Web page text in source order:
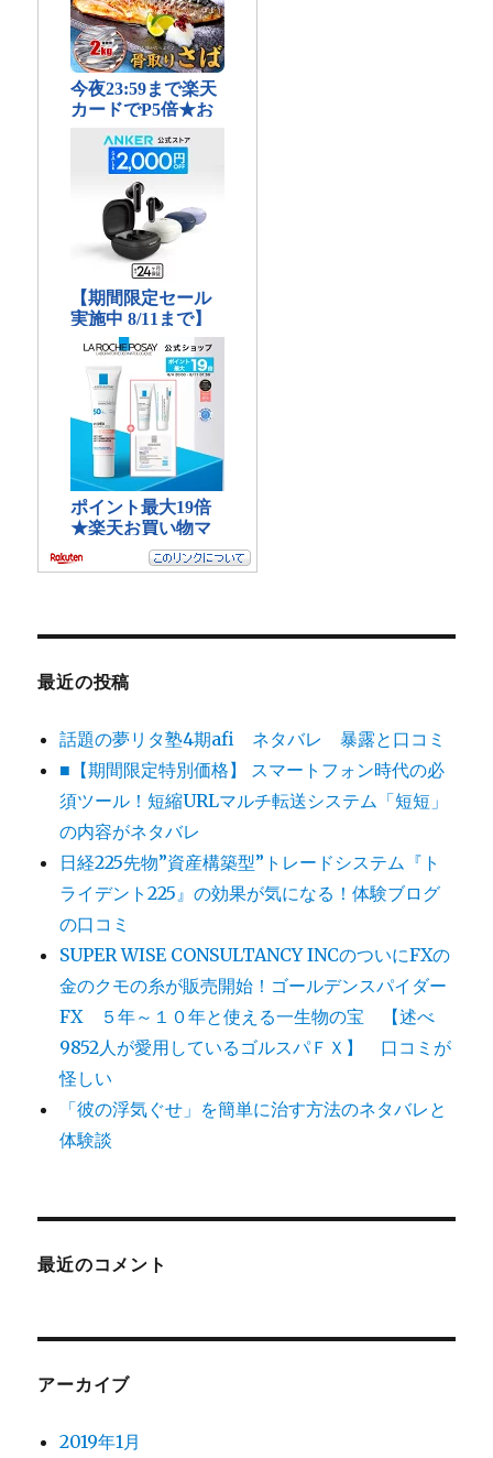
最近の投稿
話題の夢リタ塾4期afi ネタバレ 暴露と口コミ
■【期間限定特別価格】 スマートフォン時代の必
須ツール！短縮URLマルチ転送システム「短短」
の内容がネタバレ
日経225先物”資産構築型”トレードシステム『ト
ライデント225』の効果が気になる！体験ブログ
の口コミ
SUPER WISE CONSULTANCY INCのついにFXの
金のクモの糸が販売開始！ゴールデンスパイダー
FX ５年～１０年と使える一生物の宝 【述べ
9852人が愛用しているゴルスパＦＸ】 口コミが
怪しい
「彼の浮気ぐせ」を簡単に治す方法のネタバレと
体験談
最近のコメント
アーカイブ
2019年1月